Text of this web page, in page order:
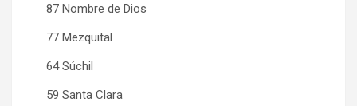
87 Nombre de Dios
77 Mezquital
64 Súchil
59 Santa Clara